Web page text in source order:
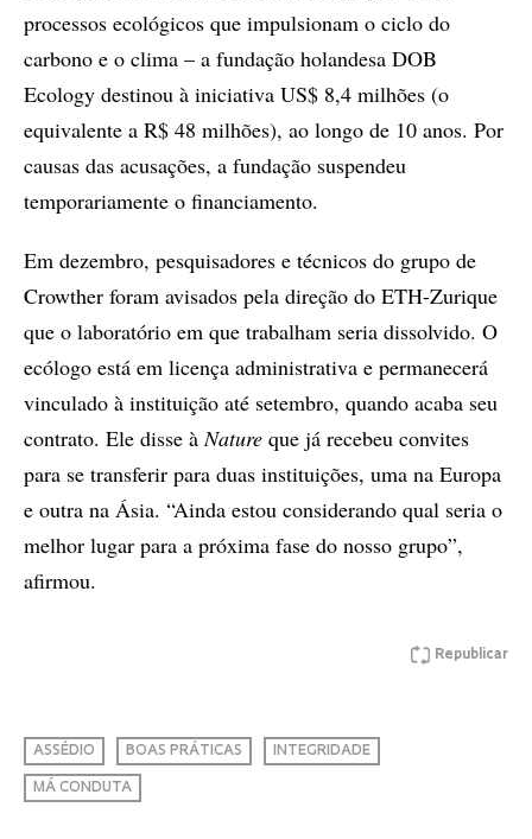
processos ecológicos que impulsionam o ciclo do
carbono e o clima – a fundação holandesa DOB
Ecology destinou à iniciativa US$ 8,4 milhões (o
equivalente a R$ 48 milhões), ao longo de 10 anos. Por
causas das acusações, a fundação suspendeu
temporariamente o financiamento.
Em dezembro, pesquisadores e técnicos do grupo de
Crowther foram avisados pela direção do ETH-Zurique
que o laboratório em que trabalham seria dissolvido. O
ecólogo está em licença administrativa e permanecerá
vinculado à instituição até setembro, quando acaba seu
contrato. Ele disse àNature que já recebeu convites
para se transferir para duas instituições, uma na Europa
e outra na Ásia. “Ainda estou considerando qual seria o
melhor lugar para a próxima fase do nosso grupo”,
afirmou.
Republicar
ASSÉDIO BOAS PRÁTICAS INTEGRIDADE
MÁ CONDUTA